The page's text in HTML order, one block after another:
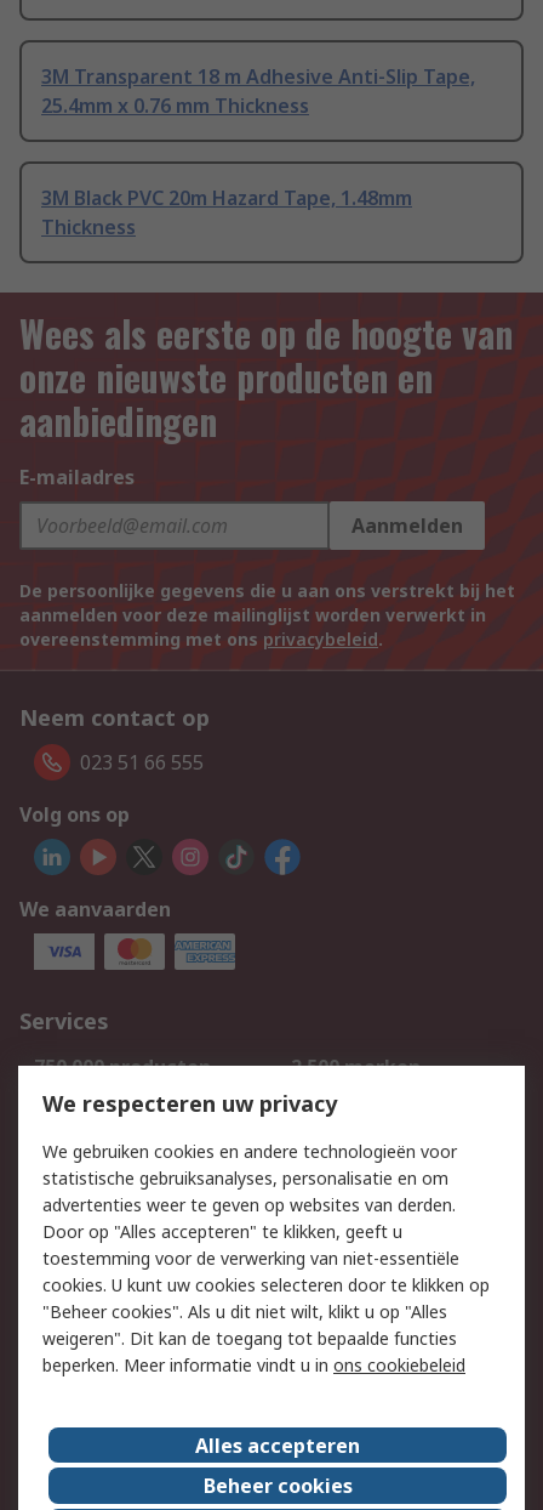
3M Transparent 18 m Adhesive Anti-Slip Tape,
25.4mm x 0.76 mm Thickness
3M Black PVC 20m Hazard Tape, 1.48mm
Thickness
Wees als eerste op de hoogte van
onze nieuwste producten en
aanbiedingen
E-mailadres
Aanmelden
De persoonlijke gegevens die u aan ons verstrekt bij het
aanmelden voor deze mailinglijst worden verwerkt in
overeenstemming met ons privacybeleid.
Neem contact op
023 51 66 555
Volg ons op
We aanvaarden
Services
750.000 producten
2.500 merken
Bestellen
Inkoopoplossingen
Track & Trace
Wettelijk
Cookiebeleid
Email veiligheid
Privacybeleid
Websitevoorwaarden
Algemene
verkoopvoorwaarden
Over RS
RS Group
Over ons
We respecteren uw privacy
We gebruiken cookies en andere technologieën voor
statistische gebruiksanalyses, personalisatie en om
advertenties weer te geven op websites van derden.
Door op "Alles accepteren" te klikken, geeft u
toestemming voor de verwerking van niet-essentiële
cookies. U kunt uw cookies selecteren door te klikken op
"Beheer cookies". Als u dit niet wilt, klikt u op "Alles
weigeren". Dit kan de toegang tot bepaalde functies
beperken. Meer informatie vindt u in ons cookiebeleid
Alles accepteren
Beheer cookies